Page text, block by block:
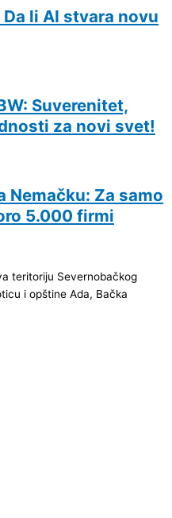
li AI stvara novu
Suverenitet,
za novi svet!
Nemačku: Za samo
5.000 firmi
teritoriju Severnobačkog
i opštine Ada, Bačka